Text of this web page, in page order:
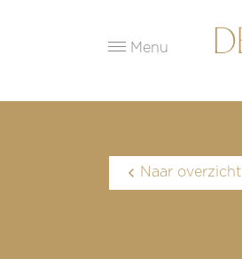
Menu
Naar overzicht